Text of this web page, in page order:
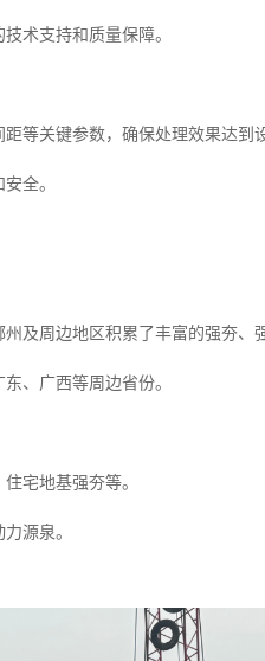
术支持和质量保障。
等关键参数，确保处理效果达到
全。
及周边地区积累了丰富的强夯、
、广西等周边省份。
宅地基强夯等。
源泉。